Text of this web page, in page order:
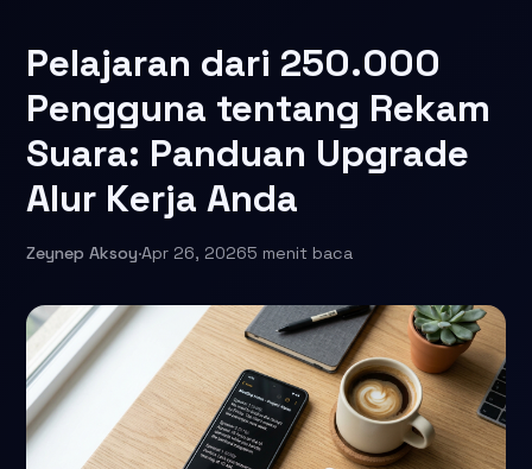
Pelajaran dari 250.000
Pengguna tentang Rekam
Suara: Panduan Upgrade
Alur Kerja Anda
Zeynep Aksoy·Apr 26, 20265 menit baca